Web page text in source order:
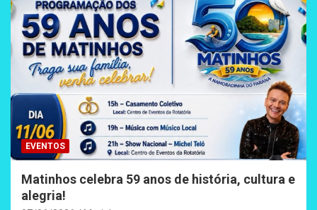
EVENTOS
Matinhos celebra 59 anos de história, cultura e
alegria!